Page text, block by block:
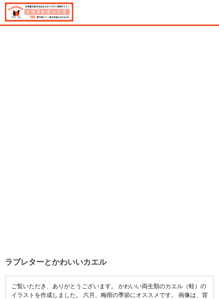
ラブレターとかわいいカエル
ご覧いただき、ありがとうございます。 かわいい両生類のカエル（蛙）の
イラストを作成しました。 六月、梅雨の季節にオススメです。 画像は、背